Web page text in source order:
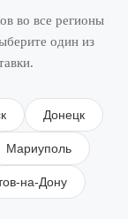
во все регионы
один из
Донецк
Мариуполь
на-Дону